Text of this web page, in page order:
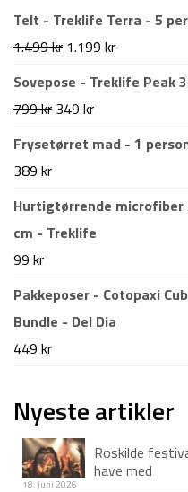
Telt - Treklife Terra - 5
1.499kr Den
oprindelige
pris
1.499 kr.
1.199 krDen
aktuelle
1.199 kr.
Sovepose - Treklife Peak
799kr Den
oprindelige
799 kr.
349 krDen
aktuelle
349 kr.
Frysetørret mad - 1
389 kr
Hurtigtørrende
cm - Treklife
99 kr
Pakkeposer - Cotopaxi
Bundle - Del Dia
449 kr
Nyeste artikler
Roskilde
have med
18. juni 2026